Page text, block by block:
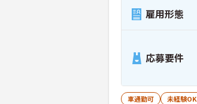
雇用形態
応募要件
車通勤可 未経験OK